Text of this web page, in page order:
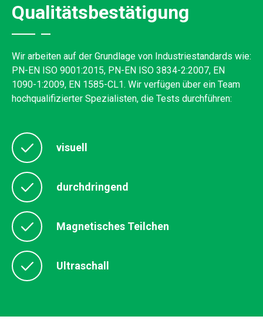
Qualitätsbestätigung
Wir arbeiten auf der Grundlage von Industriestandards wie:
PN-EN ISO 9001:2015, PN-EN ISO 3834-2:2007, EN
1090-1:2009, EN 1585-CL1. Wir verfügen über ein Team
hochqualifizierter Spezialisten, die Tests durchführen:
visuell
durchdringend
Magnetisches Teilchen
Ultraschall